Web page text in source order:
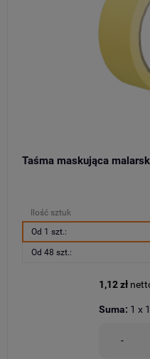
Taśma maskująca
Ilość sztuk
Od 1 szt.:
Od 48 szt.:
1,12 zł
-
Suma: 1 x